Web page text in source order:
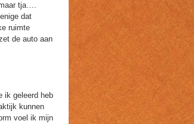
tja….
dat
ruimte
de auto aan
ik geleerd heb
kunnen
voel ik mijn